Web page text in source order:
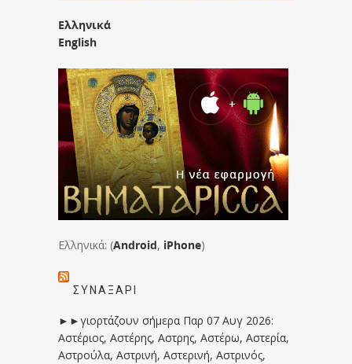
Ελληνικά
English
Ελληνικά: (Android, iPhone)
ΣΥΝΑΞΆΡΙ
►►γιορτάζουν σήμερα Παρ 07 Αυγ 2026:
Αστέριος, Αστέρης, Αστρης, Αστέρω, Αστερία,
Αστρούλα, Αστρινή, Αστερινή, Αστρινός,